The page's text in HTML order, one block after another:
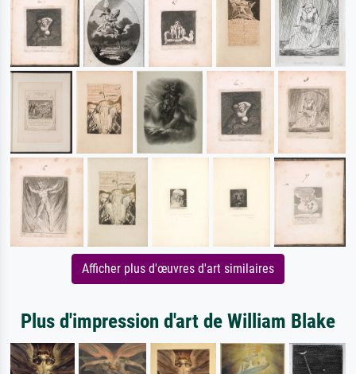
Afficher plus d'œuvres d'art similaires
Plus d'impression d'art de William Blake